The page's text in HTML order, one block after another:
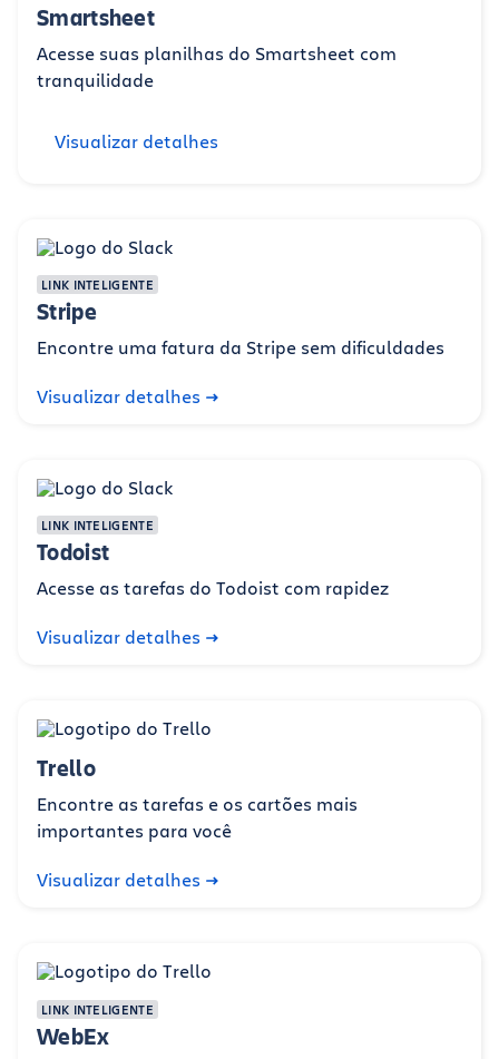
Smartsheet
Acesse suas planilhas do Smartsheet com
tranquilidade
Visualizar detalhes
LINK INTELIGENTE
Stripe
Encontre uma fatura da Stripe sem dificuldades
Visualizar detalhes
LINK INTELIGENTE
Todoist
Acesse as tarefas do Todoist com rapidez
Visualizar detalhes
Trello
Encontre as tarefas e os cartões mais
importantes para você
Visualizar detalhes
LINK INTELIGENTE
WebEx